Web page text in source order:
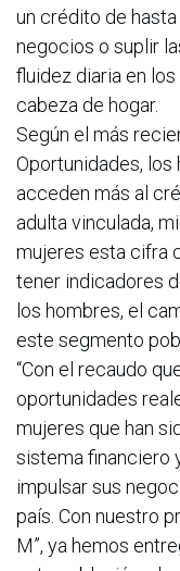
un crédito de
negocios o suplir
fluidez diaria en
cabeza de hogar.
Según el más
Oportunidades, los
acceden más al
adulta vinculada,
mujeres esta cifra
tener indicadores
los hombres, el
este segmento
“Con el recaudo
oportunidades
mujeres que han
sistema financiero
impulsar sus
país. Con nuestro
M”, ya hemos